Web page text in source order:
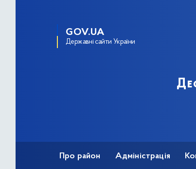
GOV.UA
Державні сайти України
Про район Адміністрація